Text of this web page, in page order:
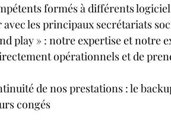
formés à différents
les principaux secrétariats
play » : notre expertise et notre
opérationnels et de
de nos prestations : le
congés